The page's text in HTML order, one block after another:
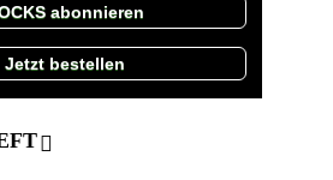
abonnieren
Jetzt bestellen